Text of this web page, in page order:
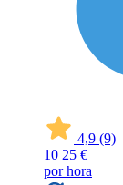
4,9 (9)
10 25 €
por hora